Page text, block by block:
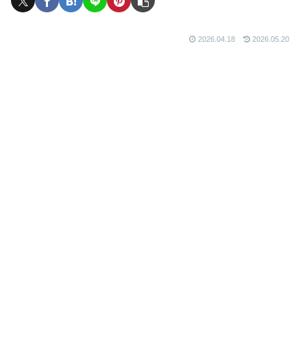
2026.04.18 2026.05.20